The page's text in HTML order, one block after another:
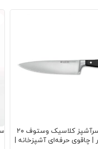
چاقوی سرآشپز کلاسیک وستوف ۲۰
| چاقوی حرفه‌ای آشپزخانه |